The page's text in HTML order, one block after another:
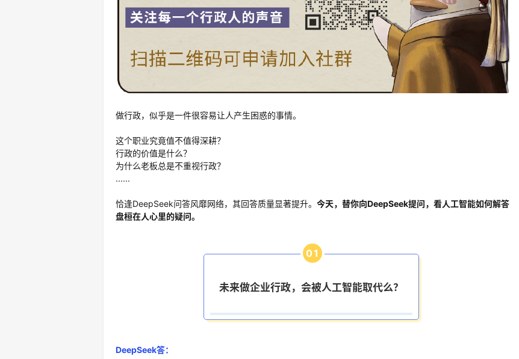
做行政，似乎是一件很容易让人产生困惑的事情。
这个职业究竟值不值得深耕？
行政的价值是什么？
为什么老板总是不重视行政？
......
恰逢DeepSeek问答风靡网络，其回答质量显著提升。 今天，替你向DeepSeek提问，看人工智能如何解答
盘桓在人心里的疑问。
01
未来做企业行政，会被人工智能取代么？
DeepSeek答：